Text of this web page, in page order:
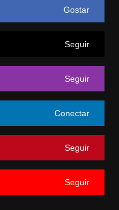
Gostar
Seguir
Seguir
Conectar
Seguir
Seguir